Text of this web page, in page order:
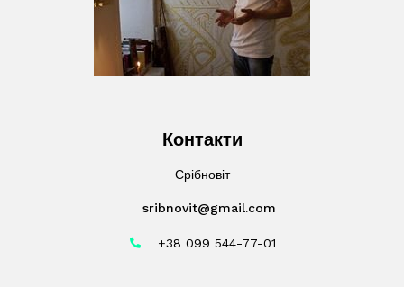
Контакти
Срібновіт
sribnovit@gmail.com
+38 099 544-77-01